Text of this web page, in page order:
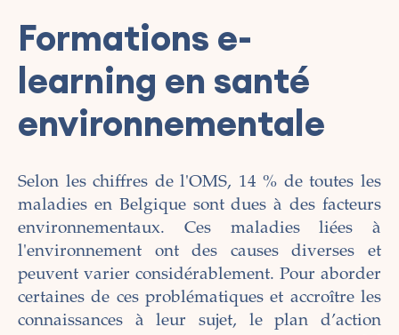
Formations e-
learning en santé
environnementale
Selon les chiffres de l'OMS, 14 % de toutes les
maladies en Belgique sont dues à des facteurs
environnementaux. Ces maladies liées à
l'environnement ont des causes diverses et
peuvent varier considérablement. Pour aborder
certaines de ces problématiques et accroître les
connaissances à leur sujet, le plan d’action